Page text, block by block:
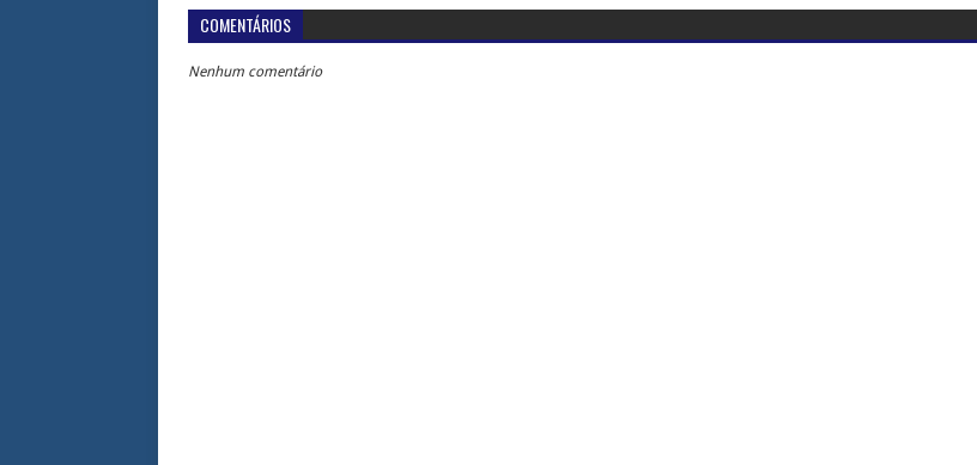
COMENTÁRIOS
Nenhum comentário